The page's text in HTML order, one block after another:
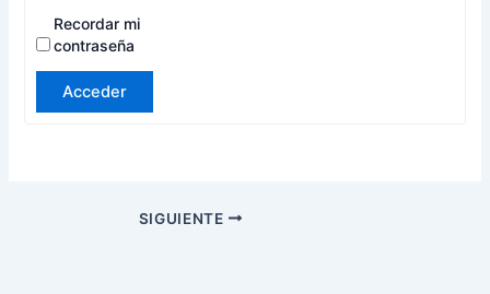
Recordar mi
contraseña
Acceder
SIGUIENTE